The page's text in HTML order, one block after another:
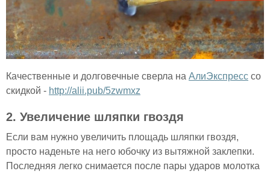
Качественные и долговечные сверла на АлиЭкспресс со
скидкой - http://alii.pub/5zwmxz
2. Увеличение шляпки гвоздя
Если вам нужно увеличить площадь шляпки гвоздя,
просто наденьте на него юбочку из вытяжной заклепки.
Последняя легко снимается после пары ударов молотка